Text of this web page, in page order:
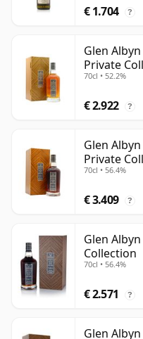
€ 1.704 ?
Glen
Private
jaar oud
70cl • 52.2%
€ 2.922 ?
Glen
Private
jaar oud
70cl • 56.4%
€ 3.409 ?
Glen
Collection
70cl • 56.4%
€ 2.571 ?
Glen